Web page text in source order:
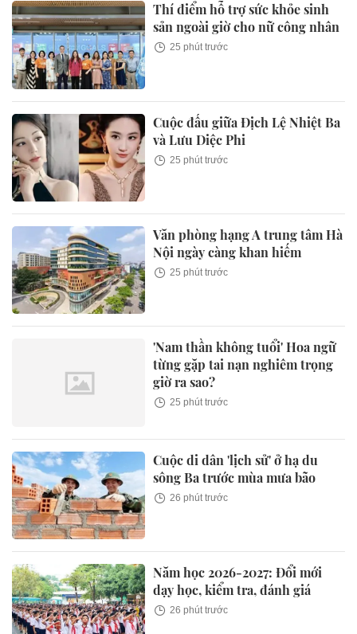
Thí điểm hỗ trợ sức khỏe sinh
sản ngoài giờ cho nữ công nhân
25 phút trước
Cuộc đấu giữa Địch Lệ Nhiệt Ba
và Lưu Diệc Phi
25 phút trước
Văn phòng hạng A trung tâm Hà
Nội ngày càng khan hiếm
25 phút trước
'Nam thần không tuổi' Hoa ngữ
từng gặp tai nạn nghiêm trọng
giờ ra sao?
25 phút trước
Cuộc di dân 'lịch sử' ở hạ du
sông Ba trước mùa mưa bão
26 phút trước
Năm học 2026-2027: Đổi mới
dạy học, kiểm tra, đánh giá
26 phút trước